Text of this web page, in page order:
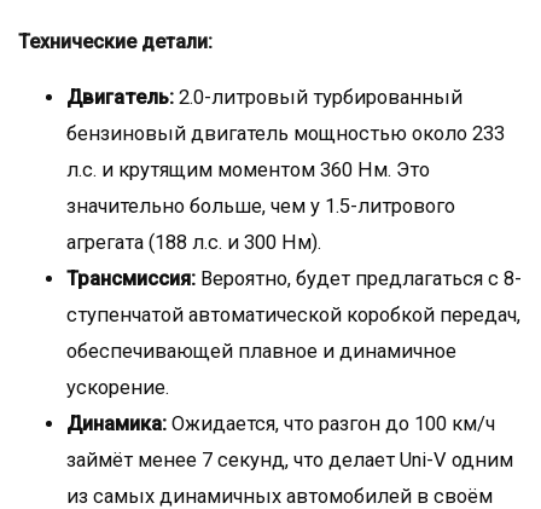
Технические детали:
Двигатель: 2.0-литровый турбированный
бензиновый двигатель мощностью около 233
л.с. и крутящим моментом 360 Нм. Это
значительно больше, чем у 1.5-литрового
агрегата (188 л.с. и 300 Нм).
Трансмиссия: Вероятно, будет предлагаться с 8-
ступенчатой автоматической коробкой передач,
обеспечивающей плавное и динамичное
ускорение.
Динамика: Ожидается, что разгон до 100 км/ч
займёт менее 7 секунд, что делает Uni-V одним
из самых динамичных автомобилей в своём